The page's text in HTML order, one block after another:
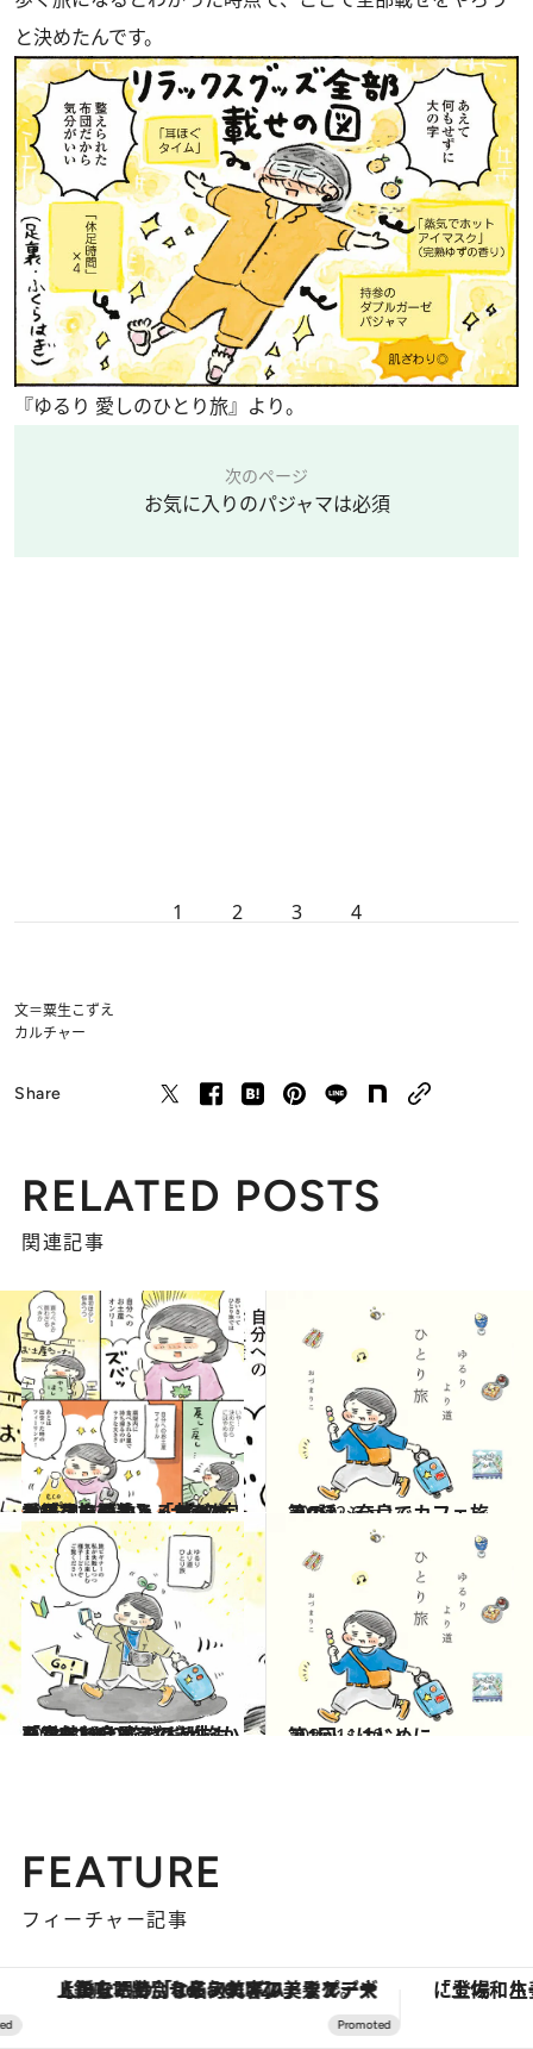
と決めたんです。
『ゆるり 愛しのひとり旅』より。
次のページ
お気に入りのパジャマは必須
1 2 3 4
文＝粟生こずえ
カルチャー
Share
RELATED POSTS
関連記事
2025.4.12
【続きを読む】「モーニング、ラーメン、大きなお風呂に浸かる」マイペースな旅の達人・おづまりこさんが教える“旅の定番”
カルチャー 2025.2.6
第9話 奈良でカフェ旅 その3
ファッション
2024.3.19
「意外と今までの人生も悪くないと思えてきた」“ひとり旅ビギナー”おづまりこさんが旅から学んだこと
カルチャー 2023.11.10
第1回 はじめに
ファッション
FEATURE
フィーチャー記事
【銀座で出合う最旬美容】美髪ケアや上質な眠り…セルフケアのアップデートから、特別な名入れギフトまで。大人のための「ReFa GINZA」クルーズ